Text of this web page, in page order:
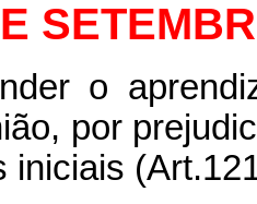
o
por
iniciais